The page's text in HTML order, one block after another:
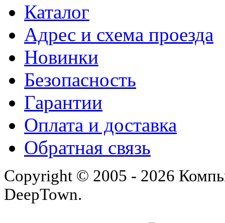
Каталог
Адрес и схема проезда
Новинки
Безопасность
Гарантии
Оплата и доставка
Обратная связь
Copyright © 2005 - 2026
DeepTown.